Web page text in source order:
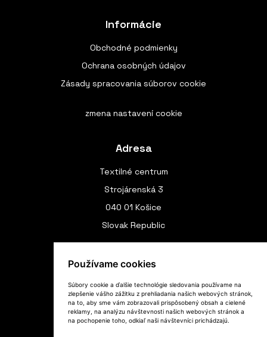
Používame cookies
Súbory cookie a ďalšie technológie sledovania používame na
zlepšenie vášho zážitku z prehliadania našich webových stránok,
na to, aby sme vám zobrazovali prispôsobený obsah a cielené
reklamy, na analýzu návštevnosti našich webových stránok a
na pochopenie toho, odkiaľ naši návštevníci prichádzajú.
Informácie
Obchodné podmienky
Ochrana osobných údajov
Zásady spracovania súborov cookie
zmena nastavení cookie
Adresa
Textilné centrum
Strojárenská 3
040 01 Košice
Slovak Republic
Spojenie
(+420) 775 970 191
(+421) 949 804 289